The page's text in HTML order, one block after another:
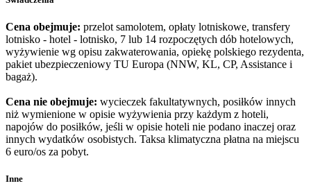
Cena obejmuje: przelot samolotem, opłaty lotniskowe, transfery
lotnisko - hotel - lotnisko, 7 lub 14 rozpoczętych dób hotelowych,
wyżywienie wg opisu zakwaterowania, opiekę polskiego rezydenta,
pakiet ubezpieczeniowy TU Europa (NNW, KL, CP, Assistance i
bagaż).
Cena nie obejmuje: wycieczek fakultatywnych, posiłków innych
niż wymienione w opisie wyżywienia przy każdym z hoteli,
napojów do posiłków, jeśli w opisie hoteli nie podano inaczej oraz
innych wydatków osobistych. Taksa klimatyczna płatna na miejscu
6 euro/os za pobyt.
Inne